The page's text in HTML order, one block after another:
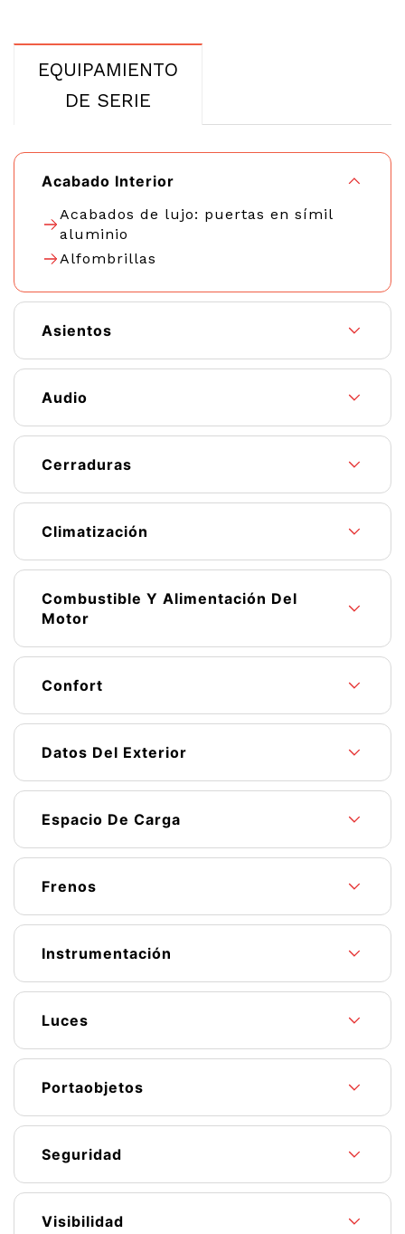
EQUIPAMIENTO
DE SERIE
Acabado Interior
Acabados de lujo: puertas en símil
aluminio
Alfombrillas
Asientos
Audio
Cerraduras
Climatización
Combustible Y Alimentación Del
Motor
Confort
Datos Del Exterior
Espacio De Carga
Frenos
Instrumentación
Luces
Portaobjetos
Seguridad
Visibilidad